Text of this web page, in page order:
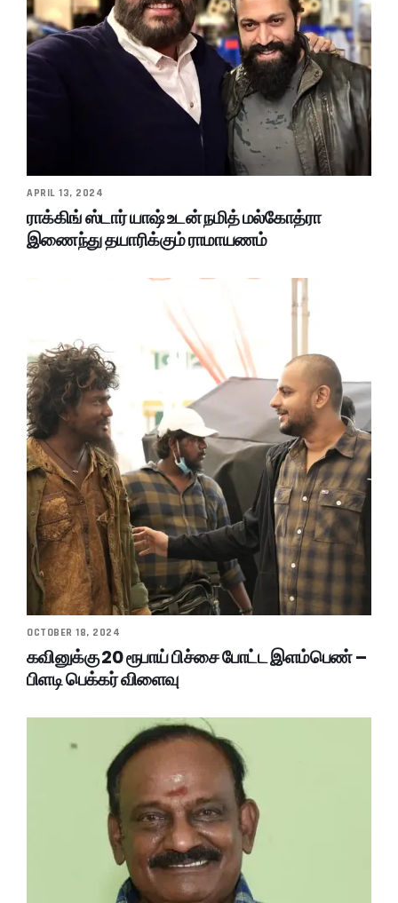
APRIL 13, 2024
ராக்கிங் ஸ்டார் யாஷ் உடன் நமித் மல்கோத்ரா
இணைந்து தயாரிக்கும் ராமாயணம்
OCTOBER 18, 2024
கவினுக்கு 20 ரூபாய் பிச்சை போட்ட இளம்பெண் –
பிளடி பெக்கர் விளைவு